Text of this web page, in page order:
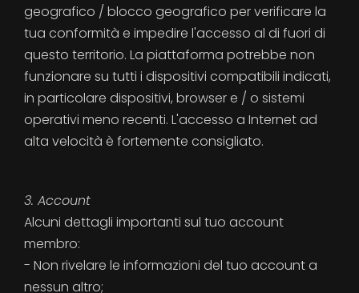
geografico / blocco geografico per verificare la
tua conformità e impedire l'accesso al di fuori di
questo territorio. La piattaforma potrebbe non
funzionare su tutti i dispositivi compatibili indicati,
in particolare dispositivi, browser e / o sistemi
operativi meno recenti. L'accesso a Internet ad
alta velocità è fortemente consigliato.
3. Account
Alcuni dettagli importanti sul tuo account
membro:
- Non rivelare le informazioni del tuo account a
nessun altro;